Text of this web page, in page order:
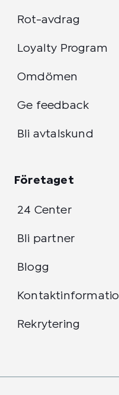
Rot-avdrag
Loyalty Program
Omdömen
Ge feedback
Bli avtalskund
Företaget
24 Center
Bli partner
Blogg
Rekrytering